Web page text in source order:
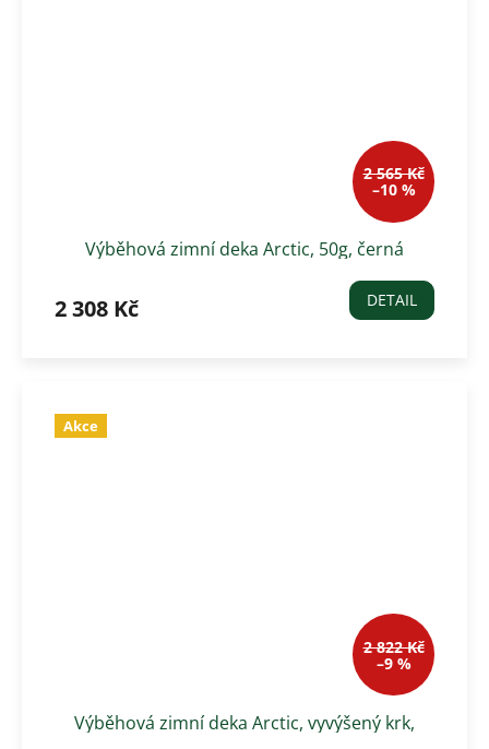
2 565 Kč
–10 %
Výběhová zimní deka Arctic, 50g, černá
2 308 Kč DETAIL
Akce
2 822 Kč
–9 %
Výběhová zimní deka Arctic, vyvýšený krk,